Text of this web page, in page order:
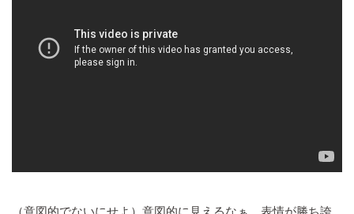
（意図的でないにせよ）意図的に見えるなぁ。表情が勝ち誇